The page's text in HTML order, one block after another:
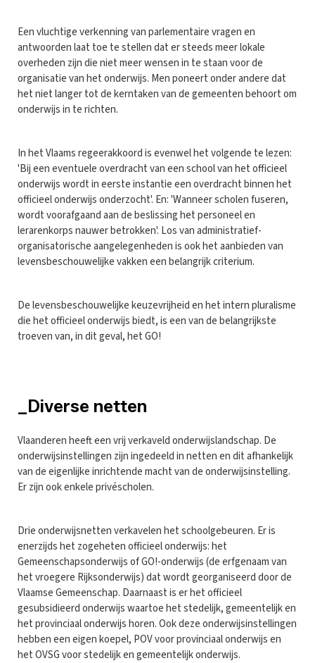
Een vluchtige verkenning van parlementaire vragen en
antwoorden laat toe te stellen dat er steeds meer lokale
overheden zijn die niet meer wensen in te staan voor de
organisatie van het onderwijs. Men poneert onder andere dat
het niet langer tot de kerntaken van de gemeenten behoort om
onderwijs in te richten.
In het Vlaams regeerakkoord is evenwel het volgende te lezen:
'Bij een eventuele overdracht van een school van het officieel
onderwijs wordt in eerste instantie een overdracht binnen het
officieel onderwijs onderzocht'. En: 'Wanneer scholen fuseren,
wordt voorafgaand aan de beslissing het personeel en
lerarenkorps nauwer betrokken'. Los van administratief-
organisatorische aangelegenheden is ook het aanbieden van
levensbeschouwelijke vakken een belangrijk criterium.
De levensbeschouwelijke keuzevrijheid en het intern pluralisme
die het officieel onderwijs biedt, is een van de belangrijkste
troeven van, in dit geval, het GO!
_Diverse netten
Vlaanderen heeft een vrij verkaveld onderwijslandschap. De
onderwijsinstellingen zijn ingedeeld in netten en dit afhankelijk
van de eigenlijke inrichtende macht van de onderwijsinstelling.
Er zijn ook enkele privéscholen.
Drie onderwijsnetten verkavelen het schoolgebeuren. Er is
enerzijds het zogeheten officieel onderwijs: het
Gemeenschapsonderwijs of GO!-onderwijs (de erfgenaam van
het vroegere Rijksonderwijs) dat wordt georganiseerd door de
Vlaamse Gemeenschap. Daarnaast is er het officieel
gesubsidieerd onderwijs waartoe het stedelijk, gemeentelijk en
het provinciaal onderwijs horen. Ook deze onderwijsinstellingen
hebben een eigen koepel, POV voor provinciaal onderwijs en
het OVSG voor stedelijk en gemeentelijk onderwijs.